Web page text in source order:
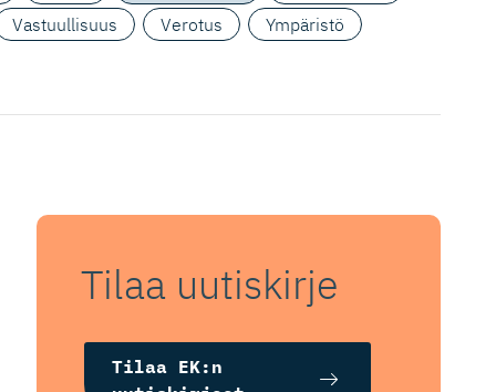
Vastuullisuus Verotus
Ympäristö
Tilaa uutiskirje
Tilaa EK:n